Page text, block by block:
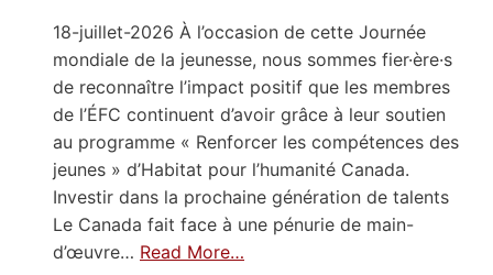
18-juillet-2026 À l’occasion de cette Journée
mondiale de la jeunesse, nous sommes fier·ère·s
de reconnaître l’impact positif que les membres
de l’ÉFC continuent d’avoir grâce à leur soutien
au programme « Renforcer les compétences des
jeunes » d’Habitat pour l’humanité Canada.
Investir dans la prochaine génération de talents
Le Canada fait face à une pénurie de main-
d’œuvre… Read More…